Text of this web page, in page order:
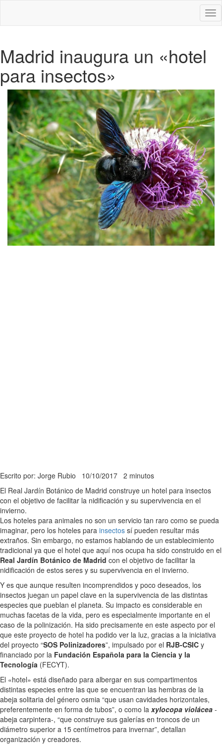
Madrid inaugura un «hotel
para insectos»
Escrito por: Jorge Rubio 10/10/2017 2 minutos
El Real Jardín Botánico de Madrid construye un hotel para insectos
con el objetivo de facilitar la nidificación y su supervivencia en el
invierno.
Los hoteles para animales no son un servicio tan raro como se pueda
imaginar, pero los hoteles para insectos sí pueden resultar más
extraños. Sin embargo, no estamos hablando de un establecimiento
tradicional ya que el hotel que aquí nos ocupa ha sido construido en el
Real Jardín Botánico de Madrid con el objetivo de facilitar la
nidificación de estos seres y su supervivencia en el invierno.
Y es que aunque resulten incomprendidos y poco deseados, los
insectos juegan un papel clave en la supervivencia de las distintas
especies que pueblan el planeta. Su impacto es considerable en
muchas facetas de la vida, pero es especialmente importante en el
caso de la polinización. Ha sido precisamente en este aspecto por el
que este proyecto de hotel ha podido ver la luz, gracias a la iniciativa
del proyecto “SOS Polinizadores”, impulsado por el RJB-CSIC y
financiado por la Fundación Española para la Ciencia y la
Tecnología (FECYT).
El «hotel» está diseñado para albergar en sus compartimentos
distintas especies entre las que se encuentran las hembras de la
abeja solitaria del género osmia “que usan cavidades horizontales,
preferentemente en forma de tubos”, o como la xylocopa violácea -
abeja carpintera-, “que construye sus galerías en troncos de un
diámetro superior a 15 centímetros para invernar”, detallan
organización y creadores.